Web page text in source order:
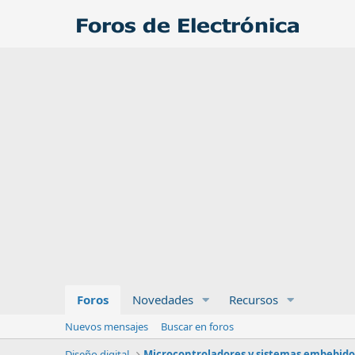
Foros Novedades Recursos
Nuevos mensajes
Buscar en foros